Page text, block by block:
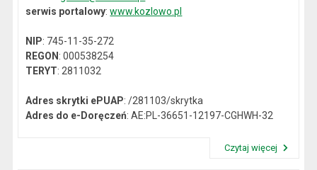
serwis portalowy:www.kozlowo.pl
NIP: 745-11-35-272
REGON: 000538254
TERYT: 2811032
Adres skrytki ePUAP: /281103/skrytka
Adres do e-Doręczeń: AE:PL-36651-12197-CGHWH-32
Czytaj więcej